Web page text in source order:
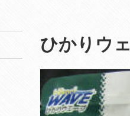
ひかりウ